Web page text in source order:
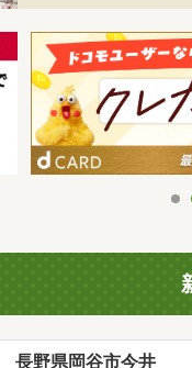
長野県岡谷市今井